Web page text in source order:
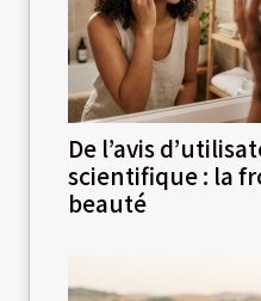
De l’avis
scientifique : la
beauté